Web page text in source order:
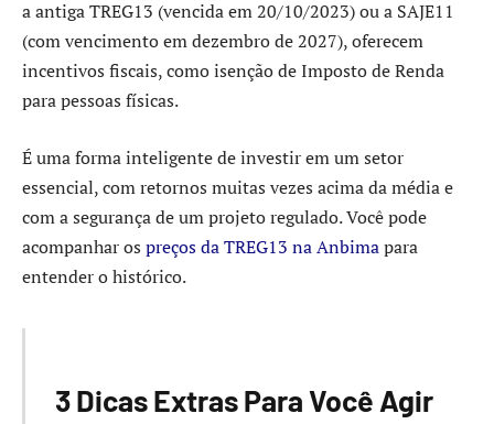
a antiga TREG13 (vencida em 20/10/2023) ou a SAJE11
(com vencimento em dezembro de 2027), oferecem
incentivos fiscais, como isenção de Imposto de Renda
para pessoas físicas.
É uma forma inteligente de investir em um setor
essencial, com retornos muitas vezes acima da média e
com a segurança de um projeto regulado. Você pode
acompanhar os preços da TREG13 na Anbimapara
entender o histórico.
3 Dicas Extras Para Você Agir